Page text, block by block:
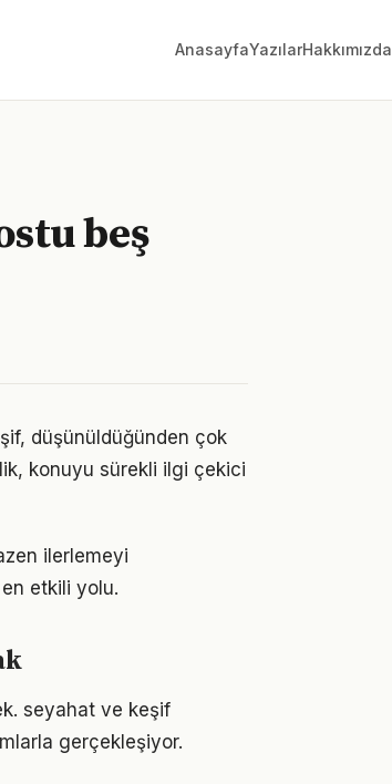
AnasayfaYazılarHakkımızda
beş
düşünüldüğünden çok
konuyu sürekli ilgi çekici
ilerlemeyi
etkili yolu.
seyahat ve keşif
gerçekleşiyor.